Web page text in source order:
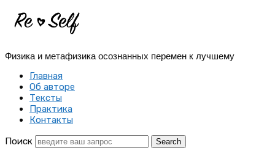
Re-
|
Создай
себя
заново
Физика и метафизика осознанных перемен к лучшему
Главная
Об авторе
Тексты
Практика
Контакты
Поиск